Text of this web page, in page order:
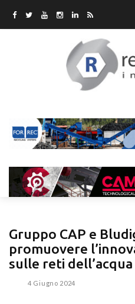
Gruppo CAP e
promuovere
sulle reti dell’acqua
4 Giugno 2024